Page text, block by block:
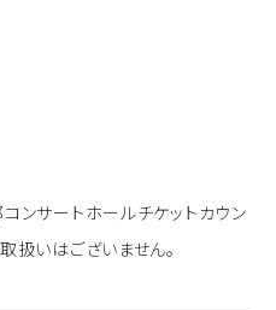
ンサートホールチケットカウン
扱いはございません。